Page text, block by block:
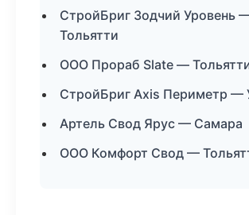
СтройБриг Зодчий Уровень
Тольятти
ООО Прораб Slate —
СтройБриг Axis Периметр —
Артель Свод Ярус — Самара
ООО Комфорт Свод —